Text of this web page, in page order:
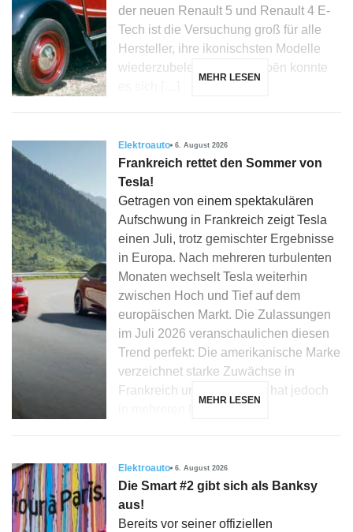
der neuen Renault 5 und Renault 4 E-
Tech ist die Versuchung groß für alle
Hersteller, ihre ikonischsten Modelle
wiederzubeleben, und Citroën konnte
MEHR LESEN
Elektroauto 6. August 2026
Frankreich rettet den Sommer von
Tesla!
Getragen von einem spektakulären
Aufschwung in Frankreich zeigt Tesla
einen Juli, trotz gemischter Ergebnisse
in Europa. Nach mehreren turbulenten
Monaten wechselt Tesla weiterhin
zwischen Hoch und Tief auf dem
europäischen Markt. Die Zulassungen
im Juli 2026 veranschaulichen diesen
Trend perfekt: Die amerikanische Marke
verzeichnet starke Zuwächse in
Frankreich und Dänemark, hat jedoch
MEHR LESEN
Elektroauto 6. August 2026
Die Smart #2 gibt sich als Banksy
aus!
Bereits vor seiner offiziellen